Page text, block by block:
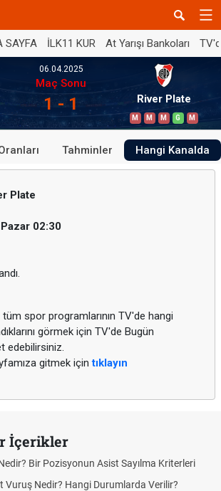
SAYFA İLK11 KUR At Yarışı Bankoları
06.04.2025
Maç Sonu
1 - 1 River Plate
M M M G M
Tahminler Hangi Kanalda
Plate
02:30
spor programlarının TV'de hangi
görmek için TV'de Bugün
edebilirsiniz.
gitmek içintıklayın
İçerikler
Bir Pozisyonun Asist Sayılma Kriterleri
Vuruş Nedir? Hangi Durumlarda Verilir?